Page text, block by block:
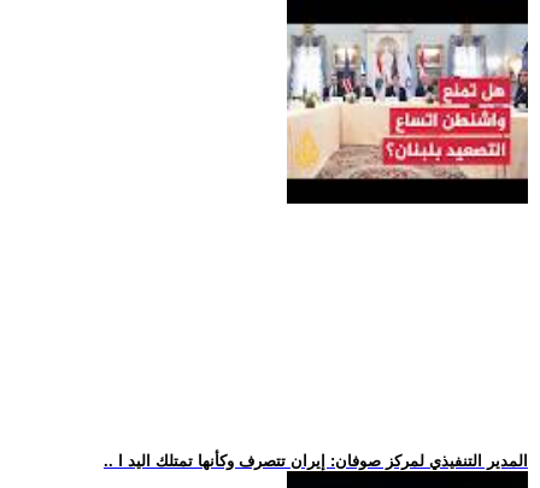
.. المدير التنفيذي لمركز صوفان: إيران تتصرف وكأنها تمتلك اليد ا